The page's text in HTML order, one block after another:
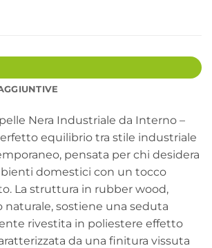
Nera Industriale da Interno –
equilibrio tra stile industriale
pensata per chi desidera
domestici con un tocco
La struttura in rubber wood,
naturale, sostiene una seduta
rivestita in poliestere effetto
da una finitura vissuta